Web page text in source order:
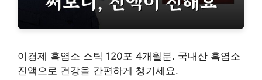
이경제 흑염소 스틱 120포 4개월분. 국내산 흑염소
진액으로 건강을 간편하게 챙기세요.